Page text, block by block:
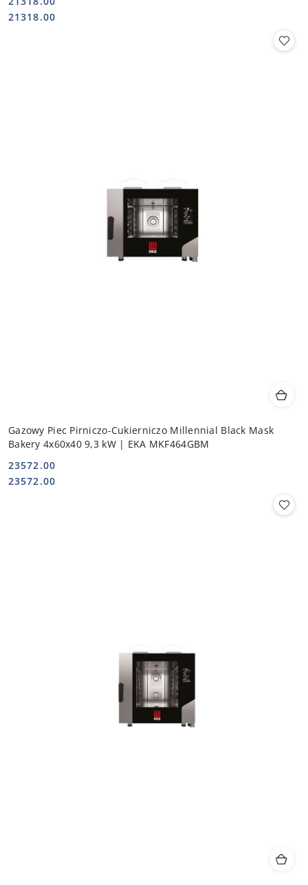
Cena:
Cena:
21318.00
Gazowy Piec Pirniczo-Cukierniczo Millennial Black Mask
Bakery 4x60x40 9,3 kW | EKA MKF464GBM
Cena:
23572.00
Cena:
23572.00